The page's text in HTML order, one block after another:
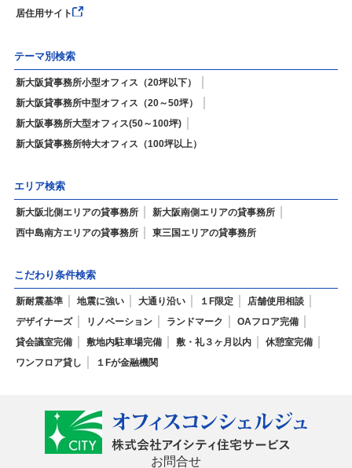
居住用サイト
テーマ別検索
新大阪貸事務所小型オフィス（20坪以下）
新大阪貸事務所中型オフィス（20～50坪）
新大阪事務所大型オフィス(50～100坪)
新大阪貸事務所特大オフィス（100坪以上）
エリア検索
新大阪北側エリアの貸事務所
新大阪南側エリアの貸事務所
西中島南方エリアの貸事務所
東三国エリアの貸事務所
こだわり条件検索
新耐震基準 地震に強い 大通り沿い １F限定
店舗使用相談
デザイナーズ
リノベーション ランドマーク
OAフロア完備
貸会議室完備
敷地内駐車場完備 敷・礼３ヶ月以内
休憩室完備
ワンフロア貸し
１Fが金融機関
お問合せ